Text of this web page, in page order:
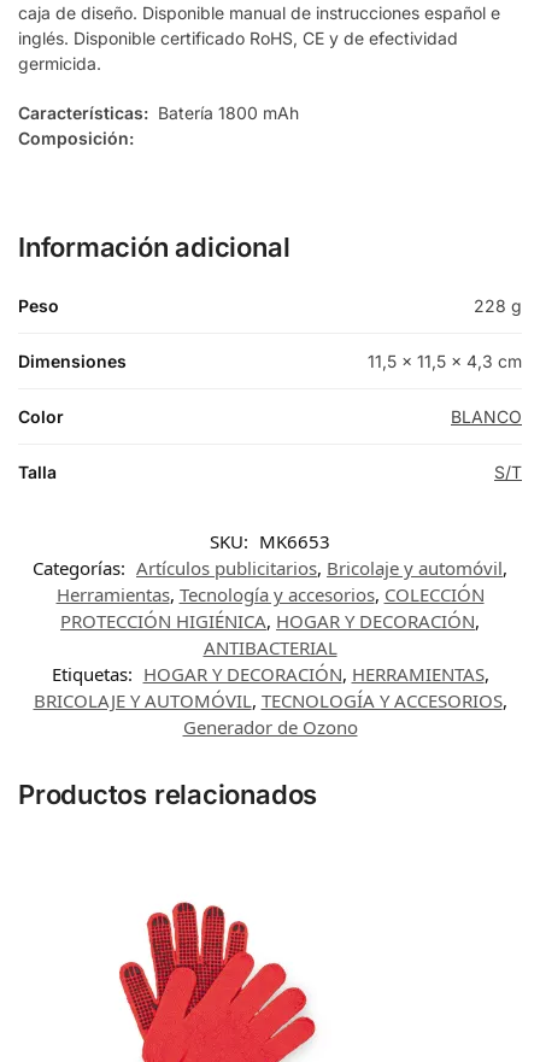
caja de diseño. Disponible manual de instrucciones español e
inglés. Disponible certificado RoHS, CE y de efectividad
germicida.
Características: Batería 1800 mAh
Composición:
Información adicional
Peso 228 g
Dimensiones 11,5 × 11,5 × 4,3 cm
Color BLANCO
Talla S/T
SKU: MK6653
Categorías: Artículos publicitarios, Bricolaje y automóvil,
Herramientas, Tecnología y accesorios, COLECCIÓN
PROTECCIÓN HIGIÉNICA, HOGAR Y DECORACIÓN,
ANTIBACTERIAL
Etiquetas: HOGAR Y DECORACIÓN, HERRAMIENTAS,
BRICOLAJE Y AUTOMÓVIL, TECNOLOGÍA Y ACCESORIOS,
Generador de Ozono
Productos relacionados